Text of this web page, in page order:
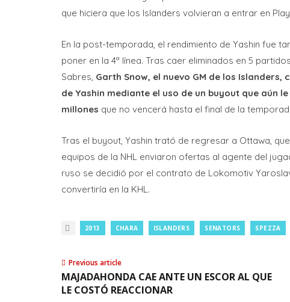
que hiciera que los Islanders volvieran a entrar en
En la post-temporada, el rendimiento de Yashin fue
poner en la 4ª línea. Tras caer eliminados en 5
Sabres, Garth Snow, el nuevo GM de los
de Yashin mediante el uso de un buyout que aún
millones que no vencerá hasta el final de la
Tras el buyout, Yashin trató de regresar a Ottawa,
equipos de la NHL enviaron ofertas al agente del
ruso se decidió por el contrato de Lokomotiv
convertiría en la KHL.
2013 CHARA ISLANDERS SENATORS SPEZZA
Previous article
MAJADAHONDA CAE ANTE UN ESCOR AL QUE
LE COSTÓ REACCIONAR